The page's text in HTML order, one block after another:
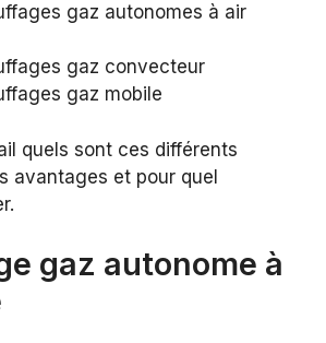
gaz autonomes à air
gaz convecteur
gaz mobile
quels sont ces différents
avantages et pour quel
gaz autonome à